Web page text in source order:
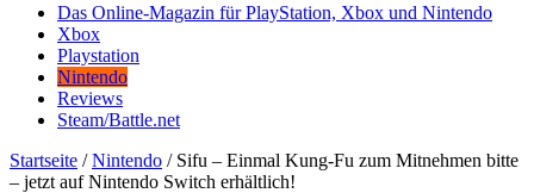
Das Online-Magazin für PlayStation, Xbox und Nintendo
Xbox
Playstation
Nintendo
Reviews
Steam/Battle.net
Startseite / Nintendo / Sifu – Einmal Kung-Fu zum Mitnehmen bitte
– jetzt auf Nintendo Switch erhältlich!